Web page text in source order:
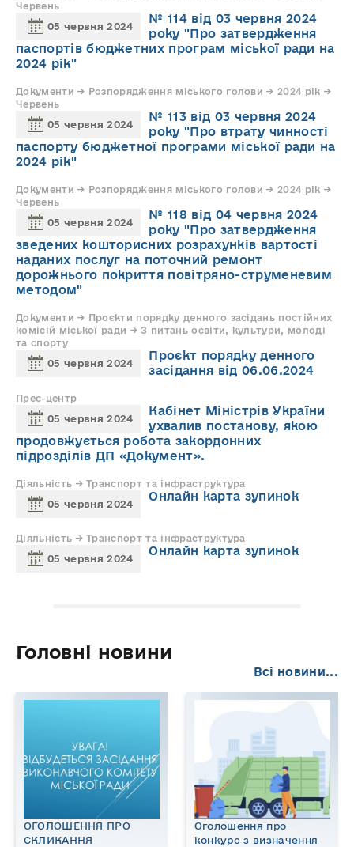
Червень
05 червня 2024
№ 114 від 03 червня 2024
року "Про затвердження
паспортів бюджетних програм міської ради на
2024 рік"
Документи → Розпорядження міського голови → 2024 рік →
Червень
05 червня 2024
№ 113 від 03 червня 2024
року "Про втрату чинності
паспорту бюджетної програми міської ради на
2024 рік"
Документи → Розпорядження міського голови → 2024 рік →
Червень
05 червня 2024
№ 118 від 04 червня 2024
року "Про затвердження
зведених кошторисних розрахунків вартості
наданих послуг на поточний ремонт
дорожнього покриття повітряно-струменевим
методом"
Документи → Проєкти порядку денного засідань постійних
комісій міської ради → З питань освіти, культури, молоді
та спорту
05 червня 2024
Проєкт порядку денного
засідання від 06.06.2024
Прес-центр
05 червня 2024
Кабінет Міністрів України
ухвалив постанову, якою
продовжується робота закордонних
підрозділів ДП «Документ».
Діяльність → Транспорт та інфраструктура
05 червня 2024
Онлайн карта зупинок
Діяльність → Транспорт та інфраструктура
05 червня 2024
Онлайн карта зупинок
Головні новини
Всі новини...
ОГОЛОШЕННЯ ПРО
СКЛИКАННЯ
Оголошення про
конкурс з визначення